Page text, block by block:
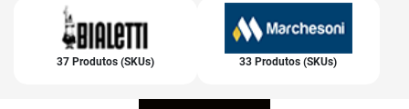
37 Produtos (SKUs) 33 Produtos (SKUs)